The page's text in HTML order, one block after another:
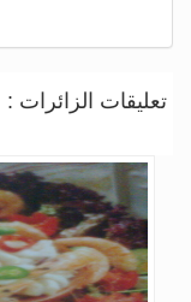
تعليقات الزائرات :